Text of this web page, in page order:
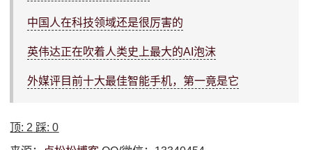
中国人在科技领域还是很厉害的
英伟达正在吹着人类史上最大的AI泡沫
外媒评目前十大最佳智能手机，第一竟是它
顶: 2 踩:0